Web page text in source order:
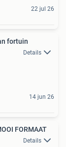
22 jul 26
fortuin
Details
14 jun 26
FORMAAT
Details